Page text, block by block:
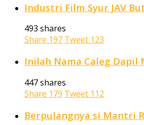
Industri Film Syur JAV
493 shares
Share 197 Tweet 123
Inilah Nama Caleg Dapil
447 shares
Share 179 Tweet 112
Berpulangnya si Mantri